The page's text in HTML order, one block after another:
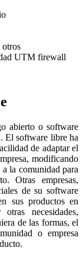
UTM firewall
abierto o software
. El software libre ha
de adaptar el
modificando
la comunidad para
Otras empresas,
de su software
sus productos en
necesidades,
de las formas, el
o empresa